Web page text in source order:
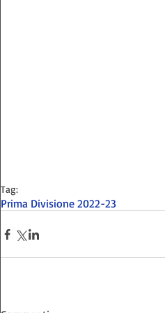
Tag:
Prima Divisione 2022-23